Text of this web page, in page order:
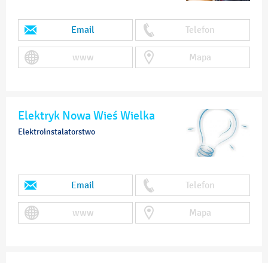
Email Telefon
www Mapa
Elektryk Nowa Wieś Wielka
Elektroinstalatorstwo
Email Telefon
www Mapa